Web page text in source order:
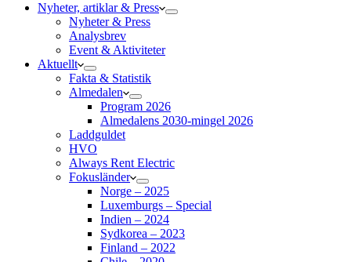
Nyheter, artiklar & Press
Nyheter & Press
Analysbrev
Event & Aktiviteter
Aktuellt
Fakta & Statistik
Almedalen
Program 2026
Almedalens 2030-mingel 2026
Laddguldet
HVO
Always Rent Electric
Fokusländer
Norge – 2025
Luxemburgs – Special
Indien – 2024
Sydkorea – 2023
Finland – 2022